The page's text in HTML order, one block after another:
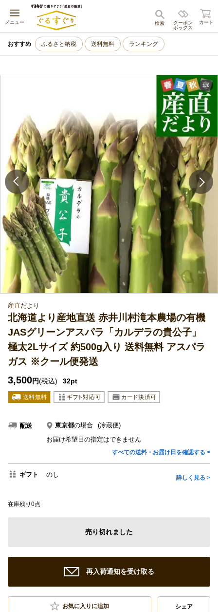
メニュー
キャンセル
クーポン
ボックス
検索 カート
おすすめ ふるさと納税 送料無料 ランキング
1/6
産直だより
北海道より産地直送 赤井川村滝本農場の有機
JASグリーンアスパラ「カルデラの貴公子」
極太2Lサイズ 約500g入り 送料無料 アスパラ
ガス ※クール便発送
3,500円(税込) 32pt
配送 東京都の場合
(冷蔵便)
お届け希望日の指定はできません
すべての送料・お届け日を確認する >
ギフト のし 詳しく見る >
在庫残り0点
売り切れました
再入荷通知を受け取る
お気に入りに追加 シェア